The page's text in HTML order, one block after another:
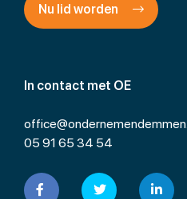
In contact met OE
05 91 65 34 54
Nu lid worden